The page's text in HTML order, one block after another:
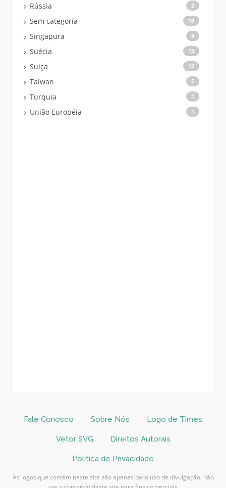
Rússia 2
Sem categoria 18
Singapura 4
Suécia 13
Suiça 12
Taiwan 5
Turquia 1
União Européia 1
Fale Conosco Sobre Nós Logo de Times
Vetor SVG Direitos Autorais
Politica de Privacidade
As logos que contém neste site são apenas para uso de divulgação, não